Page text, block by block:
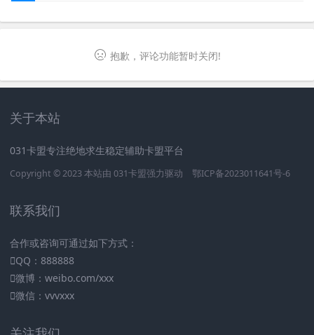
抱歉，评论功能暂时关闭!
关于本站
031卡盟专注绝地求生稳定辅助卡盟平台
Copyright © 2023 本站由 031卡盟强力驱动 鄂ICP备2023011641号-6
联系我们
合作或咨询可通过如下方式：
QQ：888888
微博：weibo.com/xxx
微信：vvvxxx